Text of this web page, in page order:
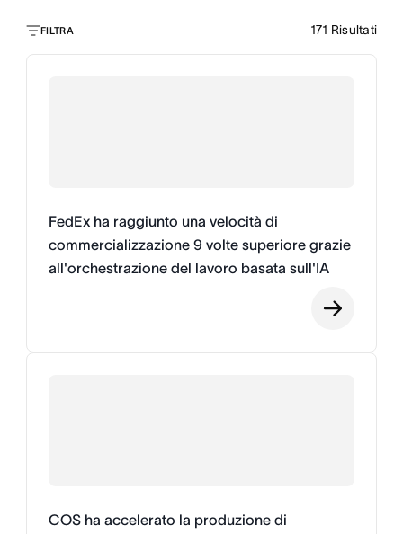
FILTRA 171 Risultati
FedEx ha raggiunto una velocità di
commercializzazione 9 volte superiore grazie
all'orchestrazione del lavoro basata sull'IA
COS ha accelerato la produzione di